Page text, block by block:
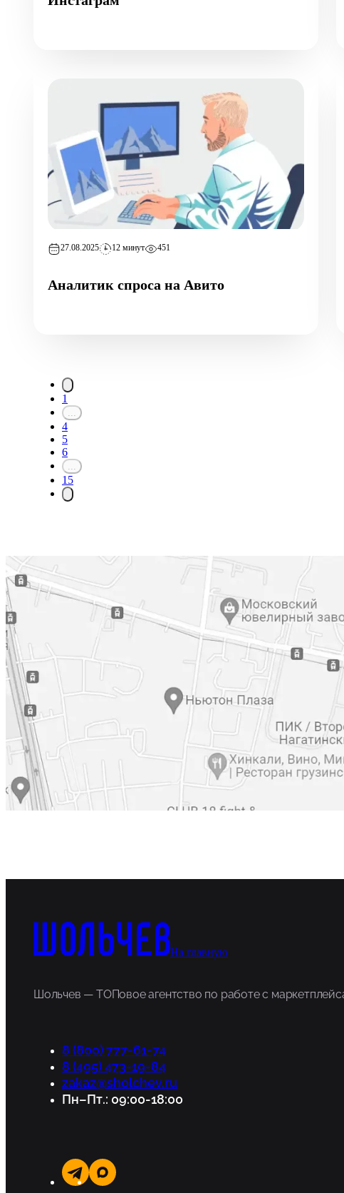
27.08.2025 12 минут 451
Аналитик спроса на Авито
1
4
5
6
15
+7 (800) 777-61-74
+7 (495) 473-19-84
@sholchev_agency
Москва, ул. Нагатинская, 16 (ТЦ “Конфетти”)
На главную
Шольчев — ТОПовое агентство по работе с
8 (800) 777-61-74
8 (495) 473-19-84
zakaz@sholchev.ru
Пн–Пт.: 09:00-18:00